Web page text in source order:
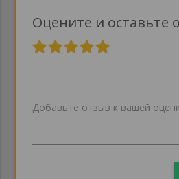
Оцените и оставьте
Добавьте отзыв к вашей